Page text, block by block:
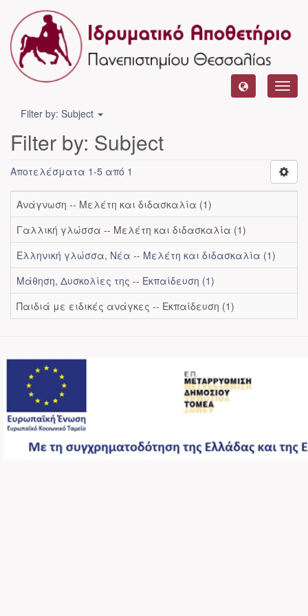
Filter by: Subject
Filter by: Subject
Αποτελέσματα 1-5 από 1
Ανάγνωση -- Μελέτη και διδασκαλία (1)
Γαλλική γλώσσα -- Μελέτη και διδασκαλία (1)
Ελληνική γλώσσα, Νέα -- Μελέτη και διδασκαλία (1)
Μάθηση, Δυσκολίες της -- Εκπαίδευση (1)
Παιδιά με ειδικές ανάγκες -- Εκπαίδευση (1)